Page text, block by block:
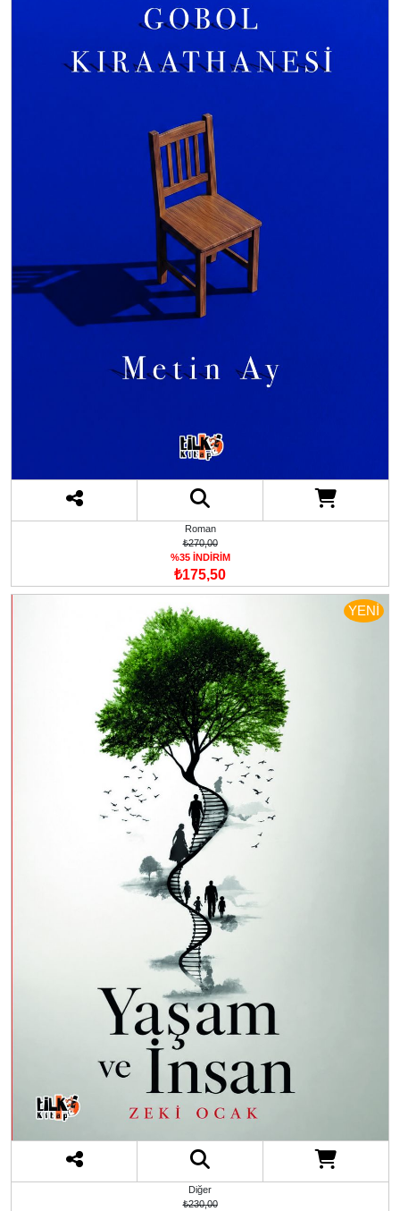
Roman
₺270,00
%35 İNDİRİM
₺175,50
YENİ
Diğer
₺230,00